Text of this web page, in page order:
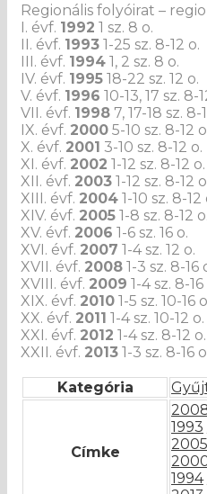
Regionális folyóirat –
I. évf. 1992 1 sz. 8 o.
II. évf. 1993 1-25 sz. 8-12 o.
III. évf. 1994 1, 2 sz. 8 o.
IV. évf. 1995 18-22 sz. 12 o.
V. évf. 1996 10-13, 17 sz. 8-
VII. évf. 1998 7, 17-18 sz. 8-
IX. évf. 2000 5-10 sz. 8-12
X. évf. 2001 3-10 sz. 8-12 o.
XI. évf. 2002 1-12 sz. 8-12 o.
XII. évf. 2003 1-12 sz. 8-12
XIII. évf. 2004 1-10 sz. 8-12
XIV. évf. 2005 1-8 sz. 8-12 o.
XV. évf. 2006 1-6 sz. 16 o.
XVI. évf. 2007 1-4 sz. 12 o.
XVII. évf. 2008 1-3 sz. 8-16
XVIII. évf. 2009 1-4 sz. 8-16
XIX. évf. 2010 1-5 sz. 10-16
XX. évf. 2011 1-4 sz. 10-12 o.
XXI. évf. 2012 1-4 sz. 8-12 o.
XXII. évf. 2013 1-3 sz. 8-16
Kategória
Címke
1993
2005
1994